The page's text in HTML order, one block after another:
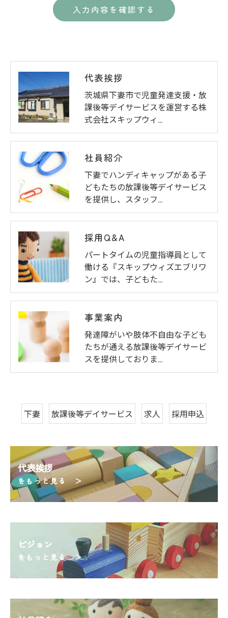
代表挨拶
茨城県下妻市で児童発達支援・放
課後等デイサービスを運営する株
式会社スキップウィ…
社員紹介
下妻でハンディキャップがある子
どもたちの放課後等デイサービス
を提供し、スタッフ…
採用Q&A
パートタイムの児童指導員として
働ける『スキップウィズエブリワ
ン』では、子どもた…
事業案内
発達障がいや肢体不自由な子ども
たちが通える放課後等デイサービ
スを提供しておりま…
下妻 放課後等デイサービス 求人 採用申込
代表挨拶
をもっと見る ＞
ビジョン
をもっと見る ＞